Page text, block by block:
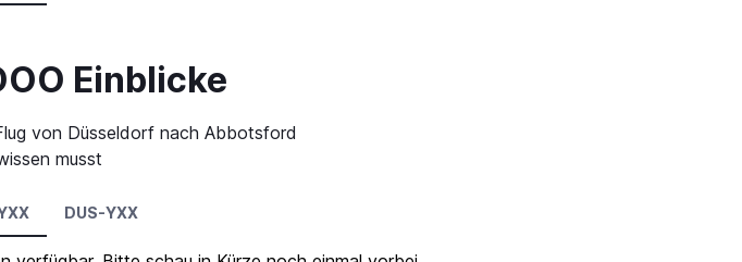
Einblicke
von Düsseldorf nach Abbotsford
musst
DUS-YXX